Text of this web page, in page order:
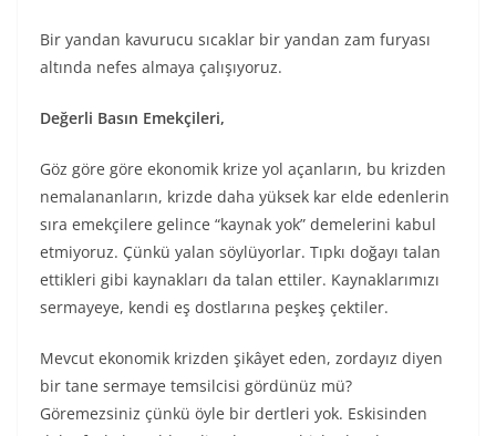
Bir yandan kavurucu sıcaklar bir yandan zam furyası
altında nefes almaya çalışıyoruz.
Değerli Basın Emekçileri,
Göz göre göre ekonomik krize yol açanların, bu krizden
nemalananların, krizde daha yüksek kar elde edenlerin
sıra emekçilere gelince “kaynak yok” demelerini kabul
etmiyoruz. Çünkü yalan söylüyorlar. Tıpkı doğayı talan
ettikleri gibi kaynakları da talan ettiler. Kaynaklarımızı
sermayeye, kendi eş dostlarına peşkeş çektiler.
Mevcut ekonomik krizden şikâyet eden, zordayız diyen
bir tane sermaye temsilcisi gördünüz mü?
Göremezsiniz çünkü öyle bir dertleri yok. Eskisinden